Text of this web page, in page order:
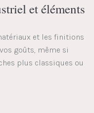
et éléments
et les finitions
goûts, même si
plus classiques ou